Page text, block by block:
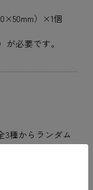
）×1個
必要です。
3種からランダム